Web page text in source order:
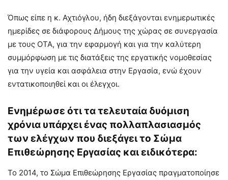
Όπως είπε η κ. Αχτιόγλου, ήδη διεξάγονται ενημερωτικές
ημερίδες σε διάφορους Δήμους της χώρας σε συνεργασία
με τους ΟΤΑ, για την εφαρμογή και για την καλύτερη
συμμόρφωση με τις διατάξεις της εργατικής νομοθεσίας
για την υγεία και ασφάλεια στην Εργασία, ενώ έχουν
εντατικοποιηθεί και οι έλεγχοι.
Ενημέρωσε ότι τα τελευταία δυόμιση
χρόνια υπάρχει ένας πολλαπλασιασμός
των ελέγχων που διεξάγει το Σώμα
Επιθεώρησης Εργασίας και ειδικότερα:
Το 2014, το Σώμα Επιθεώρησης Εργασίας πραγματοποίησε